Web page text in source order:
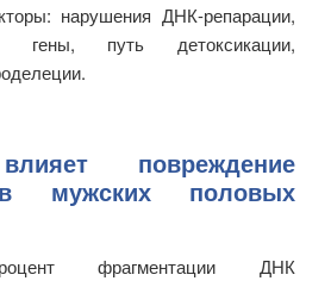
нарушения ДНК-репарации,
гены, путь детоксикации,
повреждение
мужских половых
фрагментации ДНК